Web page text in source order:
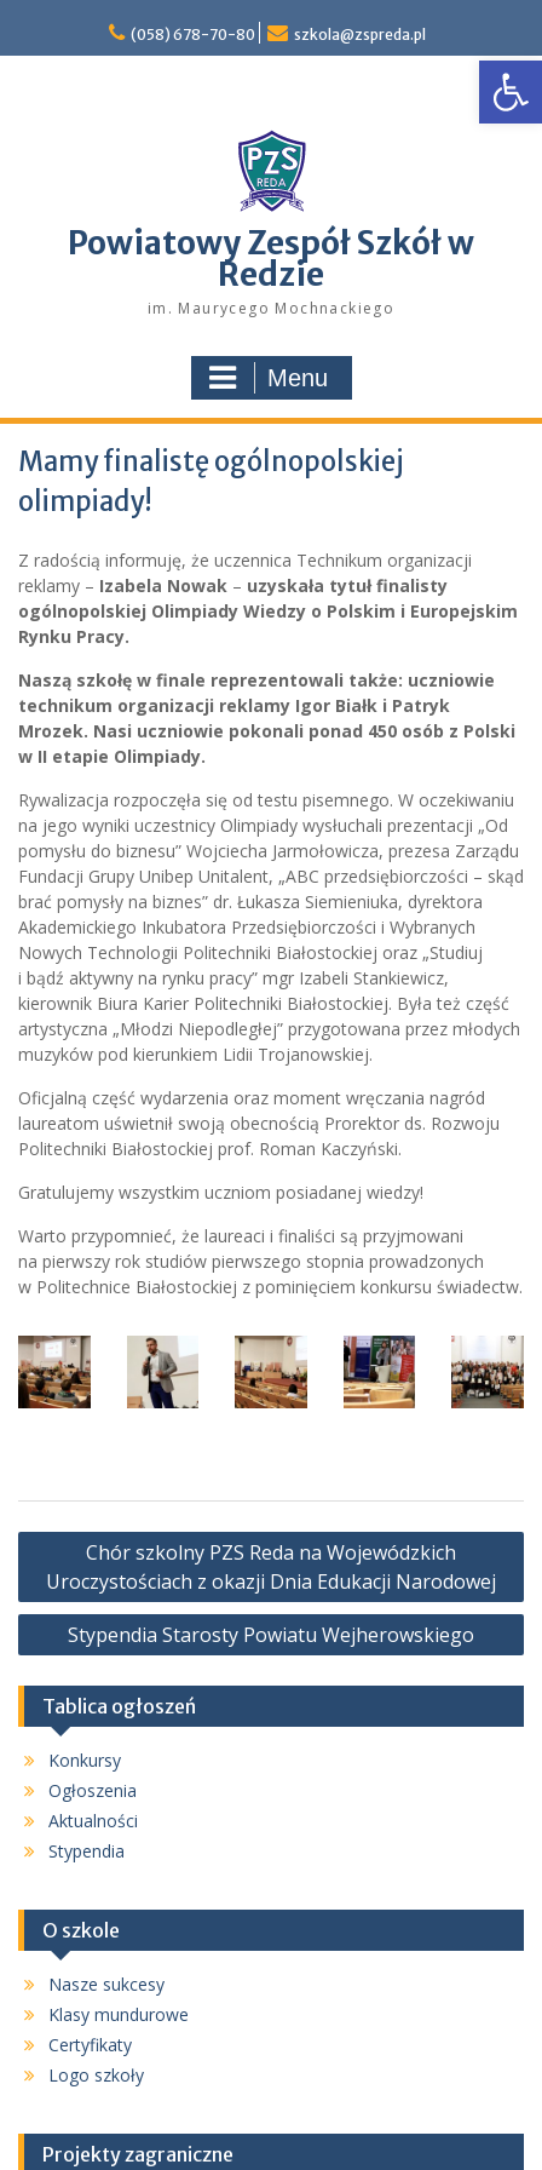
content
(058) 678-70-80 szkola@zspreda.pl
Powiatowy Zespół Szkół w
Redzie
im. Maurycego Mochnackiego
Menu
Mamy finalistę ogólnopolskiej
olimpiady!
Z radością informuję, że uczennica Technikum organizacji
reklamy – Izabela Nowak – uzyskała tytuł finalisty
ogólnopolskiej Olimpiady Wiedzy o Polskim i Europejskim
Rynku Pracy.
Naszą szkołę w finale reprezentowali także: uczniowie
technikum organizacji reklamy Igor Białk i Patryk
Mrozek. Nasi uczniowie pokonali ponad 450 osób z Polski
w II etapie Olimpiady.
Rywalizacja rozpoczęła się od testu pisemnego. W oczekiwaniu
na jego wyniki uczestnicy Olimpiady wysłuchali prezentacji „Od
pomysłu do biznesu” Wojciecha Jarmołowicza, prezesa Zarządu
Fundacji Grupy Unibep Unitalent, „ABC przedsiębiorczości – skąd
brać pomysły na biznes” dr. Łukasza Siemieniuka, dyrektora
Akademickiego Inkubatora Przedsiębiorczości i Wybranych
Nowych Technologii Politechniki Białostockiej oraz „Studiuj
i bądź aktywny na rynku pracy” mgr Izabeli Stankiewicz,
kierownik Biura Karier Politechniki Białostockiej. Była też część
artystyczna „Młodzi Niepodległej” przygotowana przez młodych
muzyków pod kierunkiem Lidii Trojanowskiej.
Oficjalną część wydarzenia oraz moment wręczania nagród
laureatom uświetnił swoją obecnością Prorektor ds. Rozwoju
Politechniki Białostockiej prof. Roman Kaczyński.
Gratulujemy wszystkim uczniom posiadanej wiedzy!
Warto przypomnieć, że laureaci i finaliści są przyjmowani
na pierwszy rok studiów pierwszego stopnia prowadzonych
w Politechnice Białostockiej z pominięciem konkursu świadectw.
Nawigacja
wpisu
Chór szkolny PZS Reda na Wojewódzkich
Uroczystościach z okazji Dnia Edukacji Narodowej
Stypendia Starosty Powiatu Wejherowskiego
Tablica ogłoszeń
Konkursy
Ogłoszenia
Aktualności
Stypendia
O szkole
Nasze sukcesy
Klasy mundurowe
Certyfikaty
Logo szkoły
Projekty zagraniczne